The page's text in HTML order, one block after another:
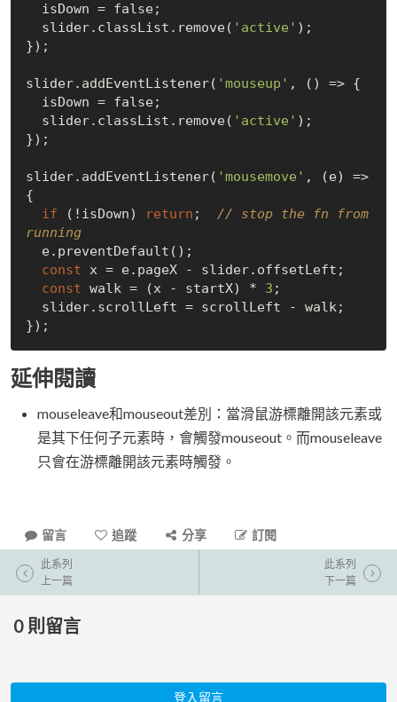
  isDown =
false;
  slider.classList.remove(
'active' );
});
slider.addEventListener( 'mouseup' , () => {
  isDown =
false;
  slider.classList.remove(
'active' );
});
slider.addEventListener( 'mousemove' , (e) =>
{
if (!isDown) return ; // stop the fn from
running
const x = e.pageX - slider.offsetLeft;
const walk = (x - startX) * 3 ;
延伸閱讀
mouseleave和mouseout差別：當滑鼠游標離開該元素或
是其下任何子元素時，會觸發mouseout。而mouseleave
只會在游標離開該元素時觸發。
留言 追蹤 分享 訂閱
此系列
上一篇
此系列
下一篇
0 則留言
登入留言